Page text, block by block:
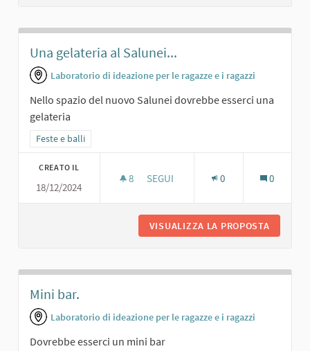
Una gelateria al Salunei...
Laboratorio di ideazione per le ragazze e i ragazzi
Nello spazio del nuovo Salunei dovrebbe esserci una
gelateria
Filtra i risultati per categoria: Feste e balli
Feste e balli
CREATO IL
18/12/2024
8 8 SOSTENITORI
SEGUI 0 0
VISUALIZZA LA PROPOSTA
Mini bar.
Laboratorio di ideazione per le ragazze e i ragazzi
Dovrebbe esserci un mini bar